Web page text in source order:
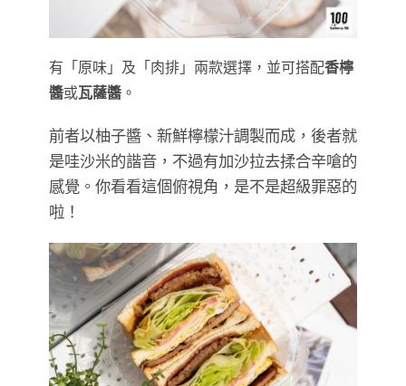
有「原味」及「肉排」兩款選擇，並可搭配香檸
醬或瓦薩醬 。
前者以柚子醬、新鮮檸檬汁調製而成，後者就
是哇沙米的諧音，不過有加沙拉去揉合辛嗆的
感覺。你看看這個俯視角，是不是超級罪惡的
啦！